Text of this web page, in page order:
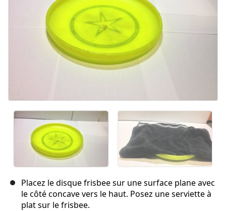
Placez le disque frisbee sur une surface plane avec
le côté concave vers le haut. Posez une serviette à
plat sur le frisbee.